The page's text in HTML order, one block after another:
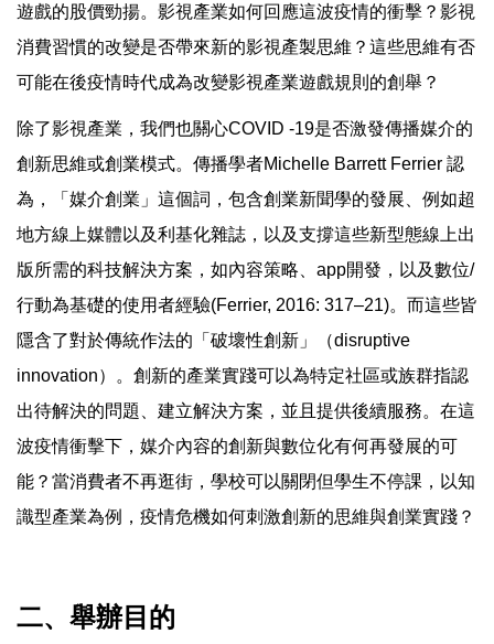
遊戲的股價勁揚。影視產業如何回應這波疫情的衝擊？影視
消費習慣的改變是否帶來新的影視產製思維？這些思維有否
可能在後疫情時代成為改變影視產業遊戲規則的創舉？
除了影視產業，我們也關心COVID -19是否激發傳播媒介的
創新思維或創業模式。傳播學者Michelle Barrett Ferrier 認
為，「媒介創業」這個詞，包含創業新聞學的發展、例如超
地方線上媒體以及利基化雜誌，以及支撐這些新型態線上出
版所需的科技解決方案，如內容策略、app開發，以及數位/
行動為基礎的使用者經驗(Ferrier, 2016: 317–21)。而這些皆
隱含了對於傳統作法的「破壞性創新」（disruptive
innovation）。創新的產業實踐可以為特定社區或族群指認
出待解決的問題、建立解決方案，並且提供後續服務。在這
波疫情衝擊下，媒介內容的創新與數位化有何再發展的可
能？當消費者不再逛街，學校可以關閉但學生不停課，以知
識型產業為例，疫情危機如何刺激創新的思維與創業實踐？
二、舉辦目的